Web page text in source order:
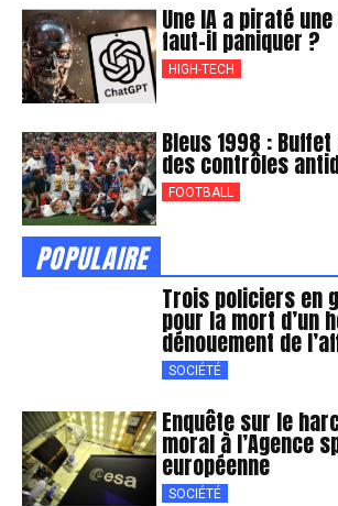
Une IA a piraté
faut-il paniquer ?
HIGH-TECH
Bleus 1998 :
des contrôles
FOOTBALL
POPULAIRE
Trois policiers en
pour la mort d’un
dénouement de
SOCIÉTÉ
Enquête sur le
moral à l’Agence
européenne
SOCIÉTÉ